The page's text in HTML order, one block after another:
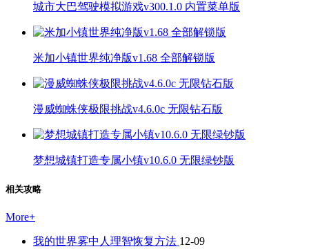
城市大巴驾驶模拟游戏v300.1.0 内置菜单版
米加小镇世界纯净版v1.68 全部解锁版
漫威蜘蛛侠极限挑战v4.6.0c 无限钻石版
梦想城镇打造专属小镇v10.6.0 无限绿钞版
相关攻略
More+
我的世界雾中人理智恢复方法 12-09